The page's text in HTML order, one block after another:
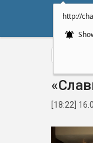
http://
[18:22]